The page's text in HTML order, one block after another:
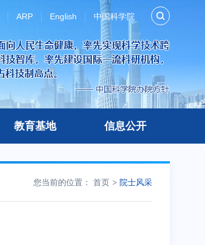
ARP English 中国科学院
教育基地 信息公开
您当前的位置： 首页 院士风采